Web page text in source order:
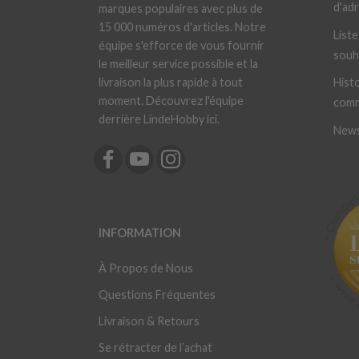
marques populaires avec plus de
15 000 numéros d'articles. Notre
équipe s'efforce de vous fournir
le meilleur service possible et la
livraison la plus rapide à tout
moment. Découvrez l'équipe
derrière LindeHobby ici.
INFORMATION
À Propos de Nous
Questions Fréquentes
Livraison & Retours
Se rétracter de l’achat